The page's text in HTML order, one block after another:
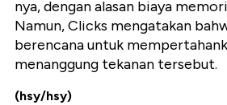
nya, dengan alasan biaya
Namun, Clicks mengatakan
berencana untuk
menanggung tekanan tersebut.
(hsy/hsy)